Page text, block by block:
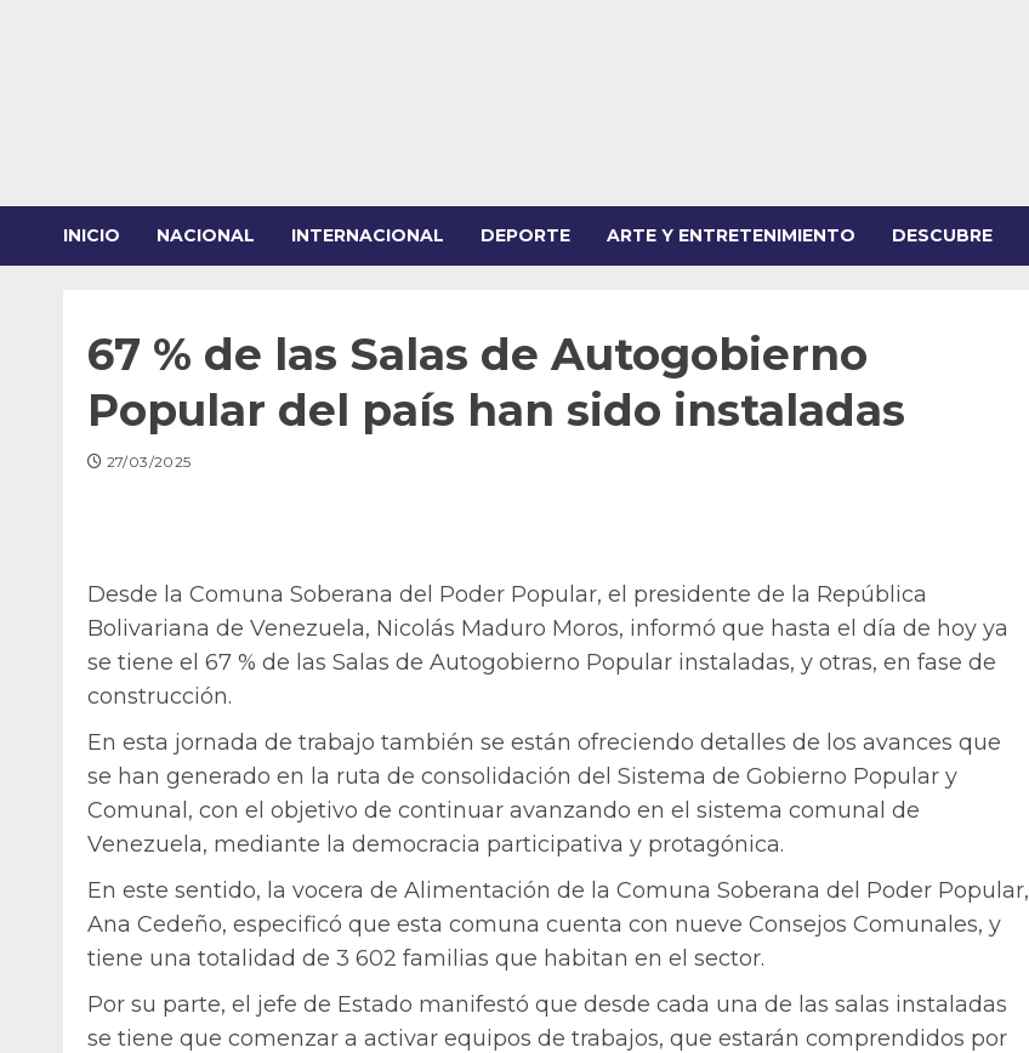
INICIO NACIONAL INTERNACIONAL DEPORTE ARTE Y ENTRETENIMIENTO DESCUBRE
67 % de las Salas de Autogobierno
Popular del país han sido instaladas
27/03/2025
Desde la Comuna Soberana del Poder Popular, el presidente de la República
Bolivariana de Venezuela, Nicolás Maduro Moros, informó que hasta el día de hoy ya
se tiene el 67 % de las Salas de Autogobierno Popular instaladas, y otras, en fase de
construcción.
En esta jornada de trabajo también se están ofreciendo detalles de los avances que
se han generado en la ruta de consolidación del Sistema de Gobierno Popular y
Comunal, con el objetivo de continuar avanzando en el sistema comunal de
Venezuela, mediante la democracia participativa y protagónica.
En este sentido, la vocera de Alimentación de la Comuna Soberana del Poder Popular,
Ana Cedeño, especificó que esta comuna cuenta con nueve Consejos Comunales, y
tiene una totalidad de 3 602 familias que habitan en el sector.
Por su parte, el jefe de Estado manifestó que desde cada una de las salas instaladas
se tiene que comenzar a activar equipos de trabajos, que estarán comprendidos por